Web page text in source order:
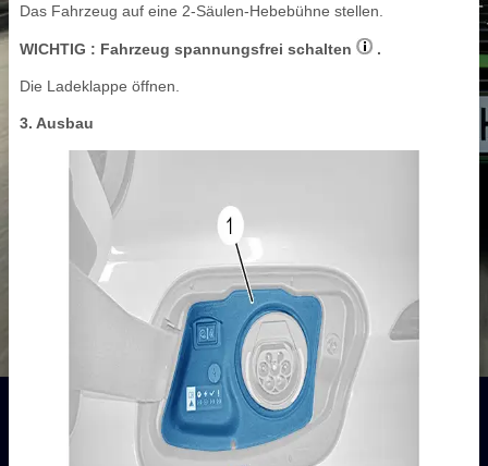
Das Fahrzeug auf eine 2-Säulen-Hebebühne stellen.
WICHTIG : Fahrzeug spannungsfrei schalten .
Die Ladeklappe öffnen.
3. Ausbau